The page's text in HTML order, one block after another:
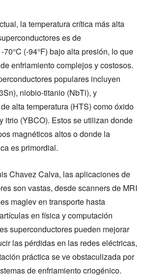
la temperatura crítica más alta
es de
(-94°F) bajo alta presión, lo que
enfriamiento complejos y costosos.
populares incluyen
niobio-titanio (NbTi), y
alta temperatura (HTS) como óxido
itrio (YBCO). Estos se utilizan donde
magnéticos altos o donde la
es primordial.
Chavez Calva, las aplicaciones de
son vastas, desde scanners de MRI
maglev en transporte hasta
en física y computación
superconductores pueden mejorar
las pérdidas en las redes eléctricas,
práctica se ve obstaculizada por
de enfriamiento criogénico.